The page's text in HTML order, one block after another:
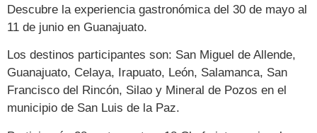
Descubre la experiencia gastronómica del 30 de mayo al
11 de junio en Guanajuato.
Los destinos participantes son: San Miguel de Allende,
Guanajuato, Celaya, Irapuato, León, Salamanca, San
Francisco del Rincón, Silao y Mineral de Pozos en el
municipio de San Luis de la Paz.